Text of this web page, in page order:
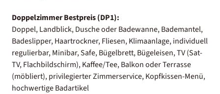
Doppelzimmer Bestpreis (DP1):
Doppel, Landblick, Dusche oder Badewanne, Bademantel,
Badeslipper, Haartrockner, Fliesen, Klimaanlage, individuell
regulierbar, Minibar, Safe, Bügelbrett, Bügeleisen, TV (Sat-
TV, Flachbildschirm), Kaffee/Tee, Balkon oder Terrasse
(möbliert), privilegierter Zimmerservice, Kopfkissen-Menü,
hochwertige Badartikel